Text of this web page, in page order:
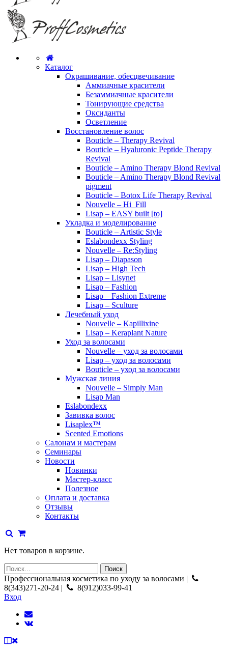
Каталог
Окрашивание, обесцвечивание
Аммиачные красители
Безаммиачные красители
Тонирующие средства
Оксиданты
Осветление
Восстановление волос
Bouticle – Therapy Revival
Bouticle – Hyaluronic Peptide Therapy
Revival
Bouticle – Amino Therapy Blond Revival
Bouticle – Amino Therapy Blond Revival
pigment
Bouticle – Botox Life Therapy Revival
Nouvelle – Hi_Fill
Lisap – EASY built [to]
Укладка и моделирование
Bouticle – Artistic Style
Eslabondexx Styling
Nouvelle – Re:Styling
Lisap – Diapason
Lisap – High Tech
Lisap – Lisynet
Lisap – Fashion
Lisap – Fashion Extreme
Lisap – Sculture
Лечебный уход
Nouvelle – Kapillixine
Lisap – Keraplant Nature
Уход за волосами
Nouvelle – уход за волосами
Lisap – уход за волосами
Bouticle – уход за волосами
Мужская линия
Nouvelle – Simply Man
Lisap Man
Eslabondexx
Завивка волос
Lisaplex™
Scented Emotions
Салонам и мастерам
Семинары
Новости
Новинки
Мастер-класс
Полезное
Оплата и доставка
Отзывы
Контакты
Нет товаров в корзине.
Профессиональная косметика по уходу за волосами |
8(343)271-20-24 |
8(912)033-99-41
Вход